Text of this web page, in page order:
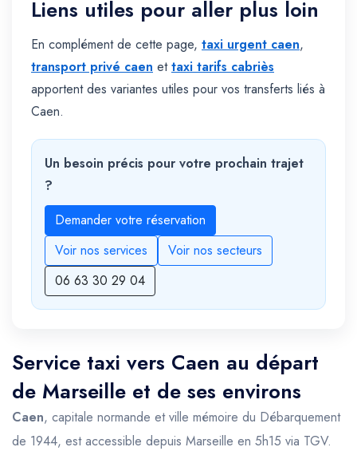
Liens utiles pour aller plus loin
En complément de cette page, taxi urgent caen,
transport privé caen ettaxi tarifs cabriès
apportent des variantes utiles pour vos transferts liés à
Caen.
Un besoin précis pour votre prochain trajet
?
Demander votre réservation
Voir nos services
Voir nos secteurs
06 63 30 29 04
Service taxi vers Caen au départ
de Marseille et de ses environs
Caen, capitale normande et ville mémoire du Débarquement
de 1944, est accessible depuis Marseille en 5h15 via TGV.